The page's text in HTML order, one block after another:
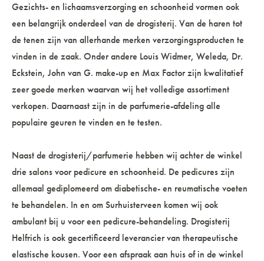
Gezichts- en lichaamsverzorging en schoonheid vormen ook
een belangrijk onderdeel van de drogisterij. Van de haren tot
de tenen zijn van allerhande merken verzorgingsproducten te
vinden in de zaak. Onder andere Louis Widmer, Weleda, Dr.
Eckstein, John van G. make-up en Max Factor zijn kwalitatief
zeer goede merken waarvan wij het volledige assortiment
verkopen. Daarnaast zijn in de parfumerie-afdeling alle
populaire geuren te vinden en te testen.
Naast de drogisterij/parfumerie hebben wij achter de winkel
drie salons voor pedicure en schoonheid. De pedicures zijn
allemaal gediplomeerd om diabetische- en reumatische voeten
te behandelen. In en om Surhuisterveen komen wij ook
ambulant bij u voor een pedicure-behandeling. Drogisterij
Helfrich is ook gecertificeerd leverancier van therapeutische
elastische kousen. Voor een afspraak aan huis of in de winkel